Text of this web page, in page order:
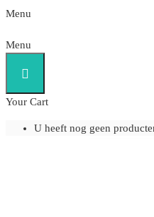
Menu
Menu
Your Cart
U heeft nog geen